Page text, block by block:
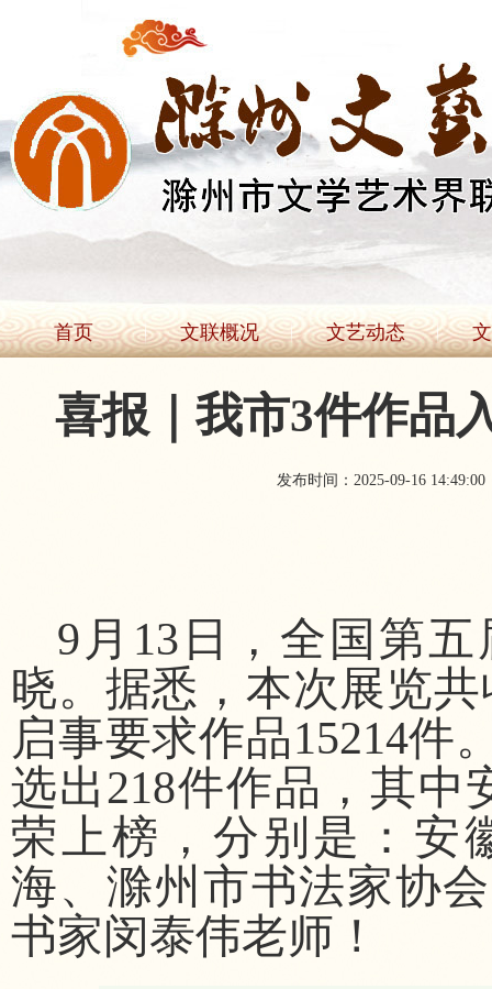
首页 文联概况 文艺动态
喜报｜我市3件作品
发布时间：2025-09-16 14:49:00
9月13日，全国第
晓。据悉，本次展览
启事要求作品15214件
选出218件作品，其中
荣上榜，分别是：安
海、滁州市书法家协
书家闵泰伟老师！